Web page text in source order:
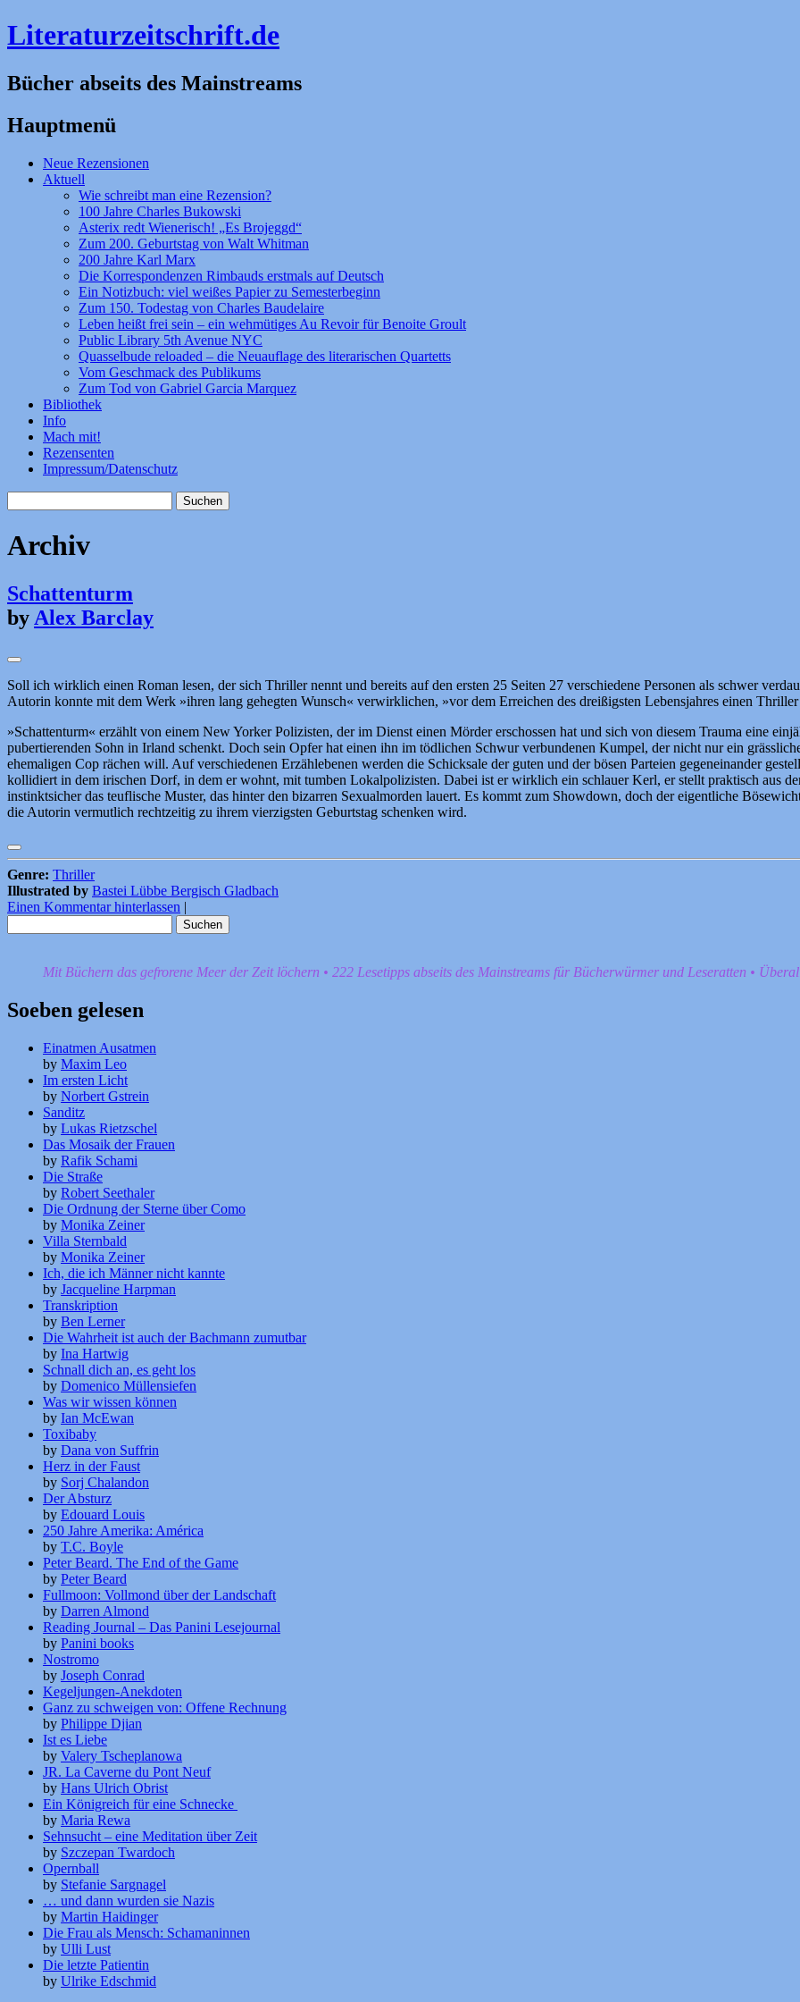
Literaturzeitschrift.de
Bücher abseits des Mainstreams
Hauptmenü
Zum
Inhalt
Neue Rezensionen
Aktuell
Wie schreibt man eine Rezension?
100 Jahre Charles Bukowski
Asterix redt Wienerisch! „Es Brojeggd“
Zum 200. Geburtstag von Walt Whitman
200 Jahre Karl Marx
Die Korrespondenzen Rimbauds erstmals auf Deutsch
Ein Notizbuch: viel weißes Papier zu Semesterbeginn
Zum 150. Todestag von Charles Baudelaire
Leben heißt frei sein – ein wehmütiges Au Revoir für Benoite Groult
Public Library 5th Avenue NYC
Quasselbude reloaded – die Neuauflage des literarischen Quartetts
Vom Geschmack des Publikums
Zum Tod von Gabriel Garcia Marquez
Bibliothek
Info
Mach mit!
Rezensenten
Impressum/Datenschutz
nach:
Archiv
Schattenturm
by Alex Barclay
Soll ich wirklich einen Roman lesen, der sich Thriller nennt und bereits auf den ersten 25 Seiten 27 verschiedene Personen als schwer
Autorin konnte mit dem Werk »ihren lang gehegten Wunsch« verwirklichen, »vor dem Erreichen des dreißigsten Lebensjahres einen
»Schattenturm« erzählt von einem New Yorker Polizisten, der im Dienst einen Mörder erschossen hat und sich von diesem Trauma eine
pubertierenden Sohn in Irland schenkt. Doch sein Opfer hat einen ihn im tödlichen Schwur verbundenen Kumpel, der nicht nur ein
ehemaligen Cop rächen will. Auf verschiedenen Erzählebenen werden die Schicksale der guten und der bösen Parteien gegeneinander
kollidiert in dem irischen Dorf, in dem er wohnt, mit tumben Lokalpolizisten. Dabei ist er wirklich ein schlauer Kerl, er stellt praktisch aus
instinktsicher das teuflische Muster, das hinter den bizarren Sexualmorden lauert. Es kommt zum Showdown, doch der eigentliche
die Autorin vermutlich rechtzeitig zu ihrem vierzigsten Geburtstag schenken wird.
Genre: Thriller
Illustrated by Bastei Lübbe Bergisch Gladbach
Einen Kommentar hinterlassen
nach:
Mit Büchern das gefrorene Meer der Zeit löchern • 222 Lesetipps abseits des Mainstreams für Bücherwürmer und Leseratten •
Soeben gelesen
Einatmen Ausatmen
by Maxim Leo
Im ersten Licht
by Norbert Gstrein
Sanditz
by Lukas Rietzschel
Das Mosaik der Frauen
by Rafik Schami
Die Straße
by Robert Seethaler
Die Ordnung der Sterne über Como
by Monika Zeiner
Villa Sternbald
by Monika Zeiner
Ich, die ich Männer nicht kannte
by Jacqueline Harpman
Transkription
by Ben Lerner
Die Wahrheit ist auch der Bachmann zumutbar
by Ina Hartwig
Schnall dich an, es geht los
by Domenico Müllensiefen
Was wir wissen können
by Ian McEwan
Toxibaby
by Dana von Suffrin
Herz in der Faust
by Sorj Chalandon
Der Absturz
by Edouard Louis
250 Jahre Amerika: América
by T.C. Boyle
Peter Beard. The End of the Game
by Peter Beard
Fullmoon: Vollmond über der Landschaft
by Darren Almond
Reading Journal – Das Panini Lesejournal
by Panini books
Nostromo
by Joseph Conrad
Kegeljungen-Anekdoten
Ganz zu schweigen von: Offene Rechnung
by Philippe Djian
Ist es Liebe
by Valery Tscheplanowa
JR. La Caverne du Pont Neuf
by Hans Ulrich Obrist
Ein Königreich für eine Schnecke
by Maria Rewa
Sehnsucht – eine Meditation über Zeit
by Szczepan Twardoch
Opernball
by Stefanie Sargnagel
… und dann wurden sie Nazis
by Martin Haidinger
Die Frau als Mensch: Schamaninnen
by Ulli Lust
Die letzte Patientin
by Ulrike Edschmid